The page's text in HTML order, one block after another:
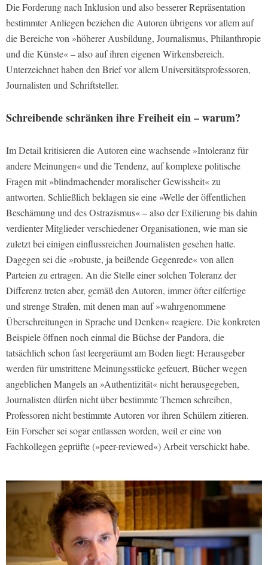
Die Forderung nach Inklusion und also besserer Repräsentation
bestimmter Anliegen beziehen die Autoren übrigens vor allem auf
die Bereiche von »höherer Ausbildung, Journalismus, Philanthropie
und die Künste« – also auf ihren eigenen Wirkensbereich.
Unterzeichnet haben den Brief vor allem Universitätsprofessoren,
Journalisten und Schriftsteller.
Schreibende schränken ihre Freiheit ein – warum?
Im Detail kritisieren die Autoren eine wachsende »Intoleranz für
andere Meinungen« und die Tendenz, auf komplexe politische
Fragen mit »blindmachender moralischer Gewissheit« zu
antworten. Schließlich beklagen sie eine »Welle der öffentlichen
Beschämung und des Ostrazismus« – also der Exilierung bis dahin
verdienter Mitglieder verschiedener Organisationen, wie man sie
zuletzt bei einigen einflussreichen Journalisten gesehen hatte.
Dagegen sei die »robuste, ja beißende Gegenrede« von allen
Parteien zu ertragen. An die Stelle einer solchen Toleranz der
Differenz treten aber, gemäß den Autoren, immer öfter eilfertige
und strenge Strafen, mit denen man auf »wahrgenommene
Überschreitungen in Sprache und Denken« reagiere. Die konkreten
Beispiele öffnen noch einmal die Büchse der Pandora, die
tatsächlich schon fast leergeräumt am Boden liegt: Herausgeber
werden für umstrittene Meinungsstücke gefeuert, Bücher wegen
angeblichen Mangels an »Authentizität« nicht herausgegeben,
Journalisten dürfen nicht über bestimmte Themen schreiben,
Professoren nicht bestimmte Autoren vor ihren Schülern zitieren.
Ein Forscher sei sogar entlassen worden, weil er eine von
Fachkollegen geprüfte (»peer-reviewed«) Arbeit verschickt habe.